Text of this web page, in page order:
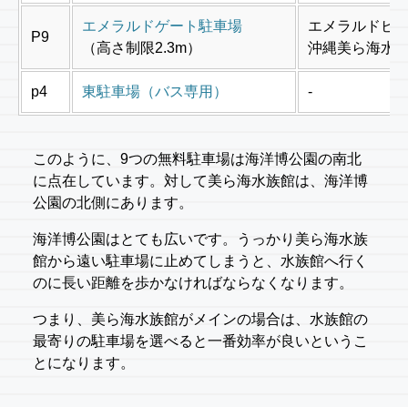
P9
エメラルドゲート駐車場
（高さ制限2.3m）
エメラルドビ
沖縄美ら海水
p4 東駐車場（バス専用） -
このように、9つの無料駐車場は海洋博公園の南北
に点在しています。対して美ら海水族館は、海洋博
公園の北側にあります。
海洋博公園はとても広いです。うっかり美ら海水族
館から遠い駐車場に止めてしまうと、水族館へ行く
のに長い距離を歩かなければならなくなります。
つまり、美ら海水族館がメインの場合は、水族館の
最寄りの駐車場を選べると一番効率が良いというこ
とになります。